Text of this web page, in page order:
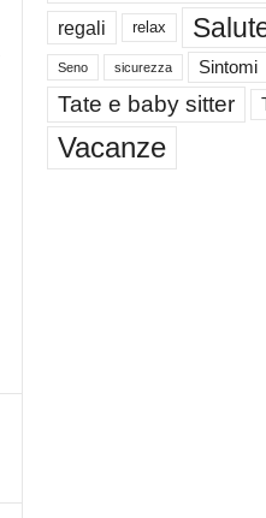
regali relax
Seno sicurezza Sintomi
Tate e baby sitter
Vacanze